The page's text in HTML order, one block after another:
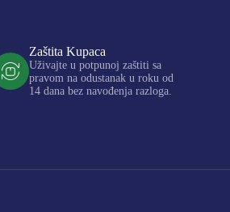
Zaštita Kupaca
Uživajte u potpunoj zaštiti sa
pravom na odustanak u roku od
14 dana bez navođenja razloga.